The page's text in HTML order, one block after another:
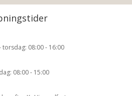
torsdag: 08:00 - 16:00
08:00 - 15:00